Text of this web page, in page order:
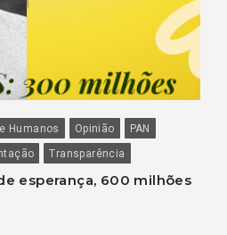
Humanos Opinião
PAN
Transparência
esperança, 600 milhões